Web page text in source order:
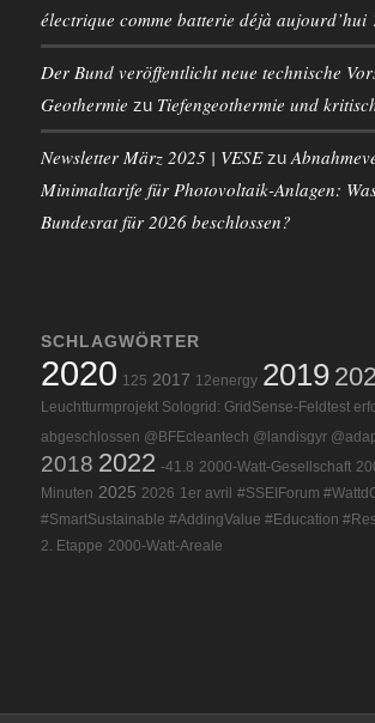
électrique comme batterie déjà aujourd’hui
Der Bund veröffentlicht neue technische
Geothermie zu Tiefengeothermie und
Newsletter März 2025 | VESEzu
Minimaltarife für Photovoltaik-Anlagen:
Bundesrat für 2026 beschlossen?
SCHLAGWÖRTER
2020 125 2017 12energy 2019
Leuchtturmprojekt Sologrid: GridSense-Feldtest
abgeschlossen @BFEcleantech @landisgyr
2018 2022 -41.8 2000-Watt-Gesellschaft
Minuten 2025 2026 1er avril #SSEIForum
#SmartSustainable #AddingValue #Education
2. Etappe 2000-Watt-Areale